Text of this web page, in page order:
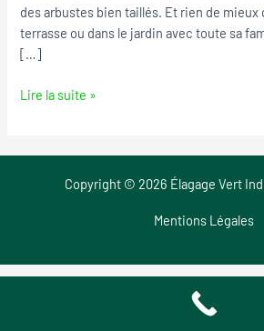
des arbustes bien taillés. Et rien de mieux
terrasse ou dans le jardin avec toute sa
[…]
Lire la suite »
Copyright © 2026 Élagage Vert
Mentions Légales